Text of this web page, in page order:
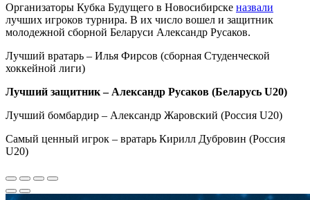
Организаторы Кубка Будущего в Новосибирске назвали
лучших игроков турнира. В их число вошел и защитник
молодежной сборной Беларуси Александр Русаков.
Лучший вратарь – Илья Фирсов (сборная Студенческой
хоккейной лиги)
Лучший защитник – Александр Русаков (Беларусь U20)
Лучший бомбардир – Александр Жаровский (Россия U20)
Самый ценный игрок – вратарь Кирилл Дубровин (Россия
U20)